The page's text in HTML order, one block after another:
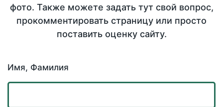
фото. Также можете задать тут свой вопрос,
прокомментировать страницу или просто
поставить оценку сайту.
Имя, Фамилия